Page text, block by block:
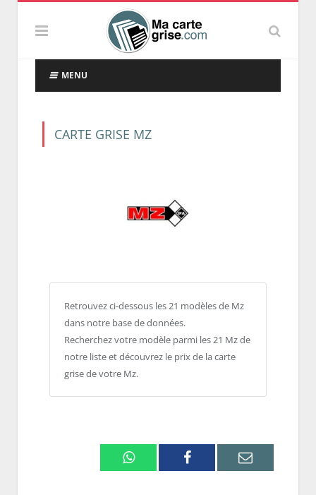
MENU
CARTE GRISE MZ
Retrouvez ci-dessous les 21 modèles de Mz
dans notre base de données.
Recherchez votre modèle parmi les 21 Mz de
notre liste et découvrez le prix de la carte
grise de votre Mz.
WhatsappFacebook Email